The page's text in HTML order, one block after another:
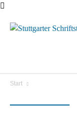
Start